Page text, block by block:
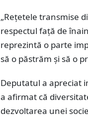
„Rețetele transmise
respectul față de
reprezintă o parte
să o păstrăm și să o
Deputatul a apreciat
a afirmat că
dezvoltarea unei